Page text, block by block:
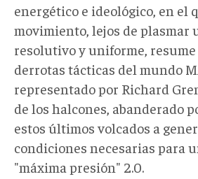
energético e ideológico, en el
movimiento, lejos de plasmar
resolutivo y uniforme,
derrotas tácticas del mundo
representado por Richard
de los halcones, abanderado
estos últimos volcados a
condiciones necesarias para
"máxima presión" 2.0.